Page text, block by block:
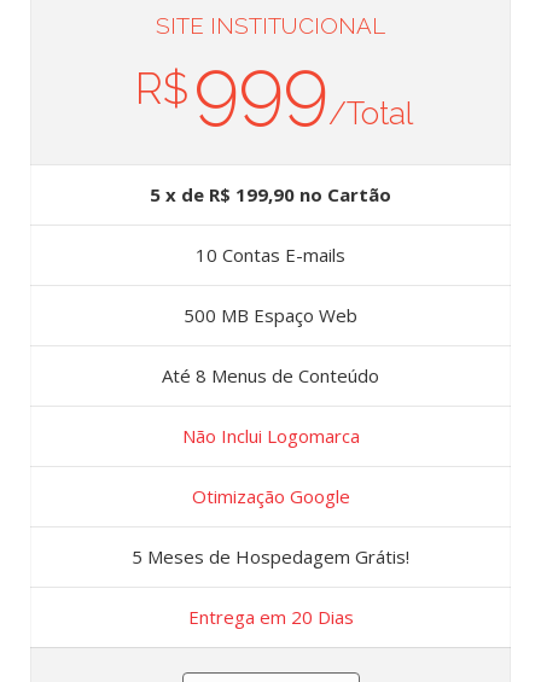
SITE INSTITUCIONAL
R$999/Total
5 x de R$ 199,90 no Cartão
10 Contas E-mails
500 MB Espaço Web
Até 8 Menus de Conteúdo
Não Inclui Logomarca
Otimização Google
5 Meses de Hospedagem Grátis!
Entrega em 20 Dias